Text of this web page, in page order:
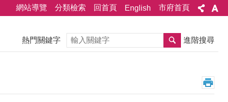
網站導覽 分類檢索 回首頁 English 市府首頁
熱門關鍵字 搜尋 進階搜尋